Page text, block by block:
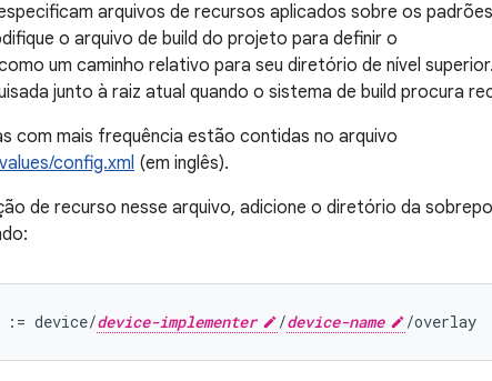
arquivos de recursos aplicados sobre os
o arquivo de build do projeto para definir o
um caminho relativo para seu diretório de nível
junto à raiz atual quando o sistema de build procura
com mais frequência estão contidas no arquivo
config.xml (em inglês).
de recurso nesse arquivo, adicione o diretório da
:= device/device-implementer /device-name